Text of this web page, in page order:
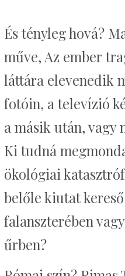
És tényleg hová?
műve, Az ember
láttára elevenedik
fotóin, a televízió
a másik után, vagy
Ki tudná
ökológiai
belőle kiutat
falanszterében
űrben?